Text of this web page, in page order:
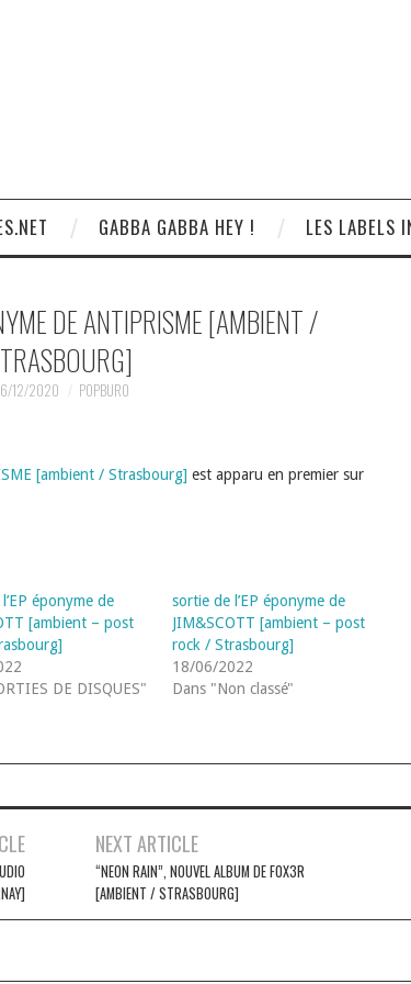
GABBA GABBA HEY ! LES LABELS
DE ANTIPRISME [AMBIENT /
12/2020 POPBURO
[ambient / Strasbourg] est apparu en premier sur
éponyme de
[ambient – post
DE DISQUES"
sortie de l’EP éponyme de
JIM&SCOTT [ambient – post
rock / Strasbourg]
18/06/2022
Dans "Non classé"
NEXT ARTICLE
“NEON RAIN”, NOUVEL ALBUM DE F0X3R
[AMBIENT / STRASBOURG]